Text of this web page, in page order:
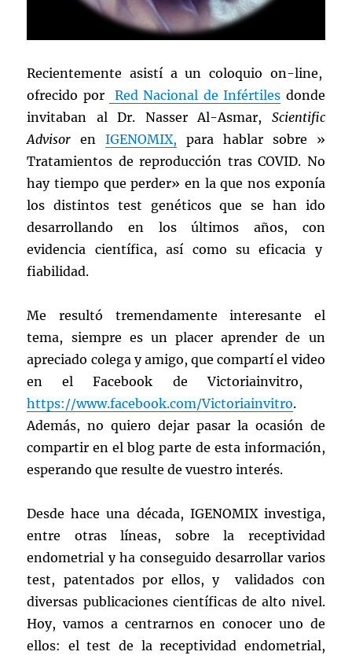
Recientemente asistí a un coloquio on-line,
ofrecido por
Red Nacional de Infértiles donde
invitaban al Dr. Nasser Al-Asmar, Scientific
Advisor enIGENOMIX, para hablar sobre »
Tratamientos de reproducción tras COVID. No
hay tiempo que perder» en la que nos exponía
los distintos test genéticos que se han ido
desarrollando en los últimos años, con
evidencia científica, así como su eficacia y
fiabilidad.
Me resultó tremendamente interesante el
tema, siempre es un placer aprender de un
apreciado colega y amigo, que compartí el video
en el Facebook de Victoriainvitro,
https://www.facebook.com/Victoriainvitro.
Además, no quiero dejar pasar la ocasión de
compartir en el blog parte de esta información,
esperando que resulte de vuestro interés.
Desde hace una década, IGENOMIX investiga,
entre otras líneas, sobre la receptividad
endometrial y ha conseguido desarrollar varios
test, patentados por ellos, y validados con
diversas publicaciones científicas de alto nivel.
Hoy, vamos a centrarnos en conocer uno de
ellos: el test de la receptividad endometrial,